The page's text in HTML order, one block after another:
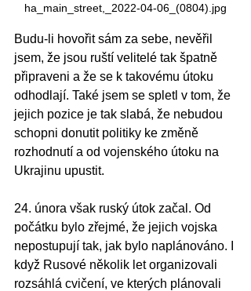
ha_main_street,_2022-04-06_(0804).jpg
Budu-li hovořit sám za sebe, nevěřil
jsem, že jsou ruští velitelé tak špatně
připraveni a že se k takovému útoku
odhodlají. Také jsem se spletl v tom, že
jejich pozice je tak slabá, že nebudou
schopni donutit politiky ke změně
rozhodnutí a od vojenského útoku na
Ukrajinu upustit.
24. února však ruský útok začal. Od
počátku bylo zřejmé, že jejich vojska
nepostupují tak, jak bylo naplánováno. I
když Rusové několik let organizovali
rozsáhlá cvičení, ve kterých plánovali